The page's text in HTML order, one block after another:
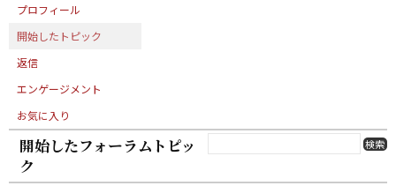
プロフィール
開始したトピック
返信
エンゲージメント
お気に入り
開始したフォーラムトピッ
ク